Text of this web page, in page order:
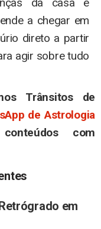
a chegar em
direto a partir
agir sobre tudo
Trânsitos de
de Astrologia
com
em